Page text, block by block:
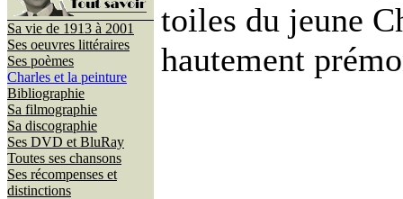
Sa vie de 1913 à 2001
Ses oeuvres littéraires
Ses poèmes
Charles et la peinture
Bibliographie
Sa filmographie
Sa discographie
Ses DVD et BluRay
Toutes ses chansons
Ses récompenses et
distinctions
toiles du jeune
hautement